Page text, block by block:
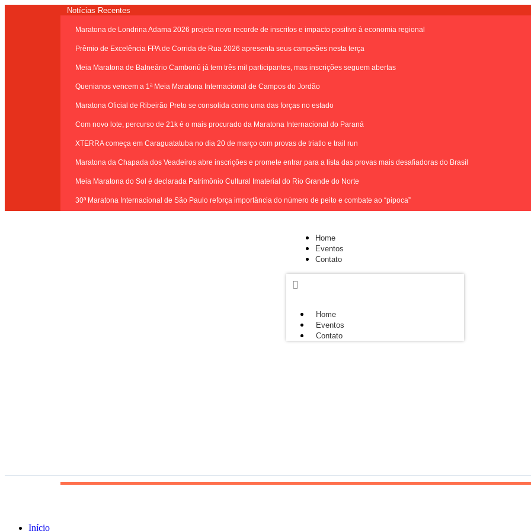
Notícias Recentes
Maratona de Londrina Adama 2026 projeta novo recorde de inscritos e impacto positivo à economia regional
Prêmio de Excelência FPA de Corrida de Rua 2026 apresenta seus campeões nesta terça
Meia Maratona de Balneário Camboriú já tem três mil participantes, mas inscrições seguem abertas
Quenianos vencem a 1ª Meia Maratona Internacional de Campos do Jordão
Maratona Oficial de Ribeirão Preto se consolida como uma das forças no estado
Com novo lote, percurso de 21k é o mais procurado da Maratona Internacional do Paraná
XTERRA começa em Caraguatatuba no dia 20 de março com provas de triatlo e trail run
Maratona da Chapada dos Veadeiros abre inscrições e promete entrar para a lista das provas mais desafiadoras do Brasil
Meia Maratona do Sol é declarada Patrimônio Cultural Imaterial do Rio Grande do Norte
30ª Maratona Internacional de São Paulo reforça importância do número de peito e combate ao “pipoca”
Home
Eventos
Contato
Home
Eventos
Contato
Início